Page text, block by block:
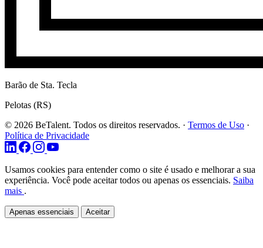
Barão de Sta. Tecla
Pelotas (RS)
© 2026 BeTalent. Todos os direitos reservados. · Termos de Uso ·
Política de Privacidade
Usamos cookies para entender como o site é usado e melhorar a sua
experiência. Você pode aceitar todos ou apenas os essenciais. Saiba
mais .
Apenas essenciais Aceitar